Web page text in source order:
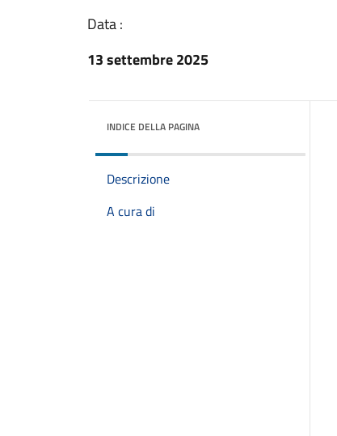
Data :
13 settembre 2025
INDICE DELLA PAGINA
Descrizione
A cura di